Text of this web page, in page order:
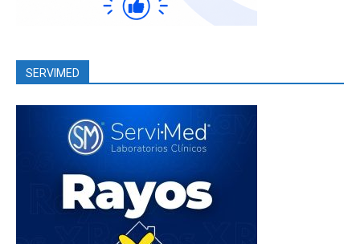
SERVIMED